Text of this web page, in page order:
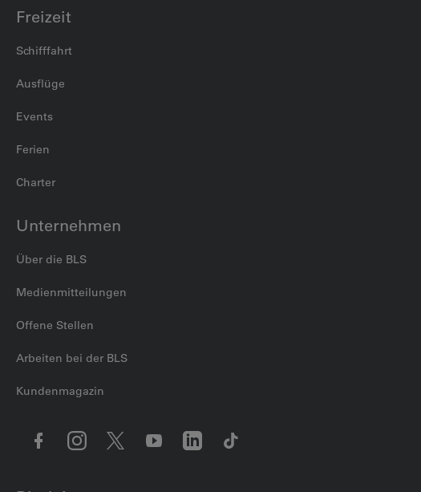
Freizeit
Schifffahrt
Ausflüge
Events
Ferien
Charter
Unternehmen
Über die BLS
Medienmitteilungen
Offene Stellen
Arbeiten bei der BLS
Kundenmagazin